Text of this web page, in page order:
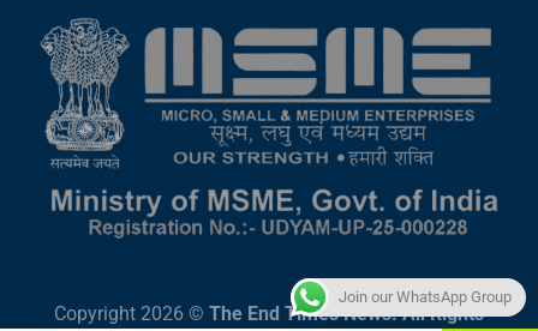
Copyright 2026 © The End Times News. All Rights
Join our WhatsApp Group